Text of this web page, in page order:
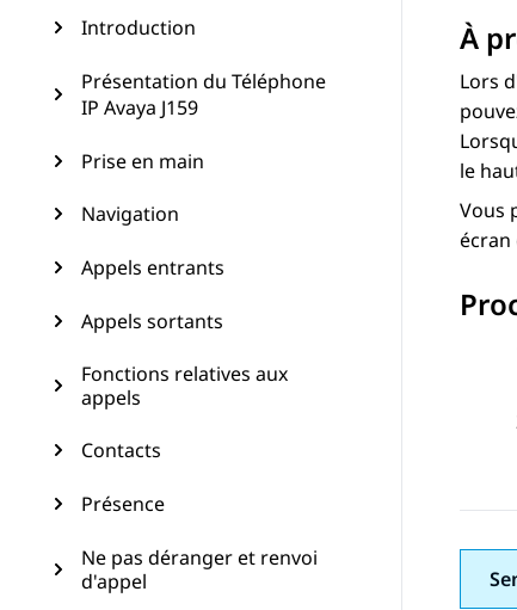
Introduction
Présentation du Téléphone
IP Avaya J159
Prise en main
Navigation
Appels entrants
Appels sortants
Fonctions relatives aux
appels
Contacts
Présence
Ne pas déranger et renvoi
d'appel
À
Lors
le
Vous
écran